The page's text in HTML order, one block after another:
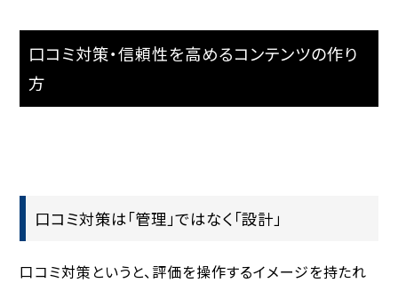
口コミ対策・信頼性を高めるコンテンツの作り
方
口コミ対策は「管理」ではなく「設計」
口コミ対策というと、評価を操作するイメージを持たれ